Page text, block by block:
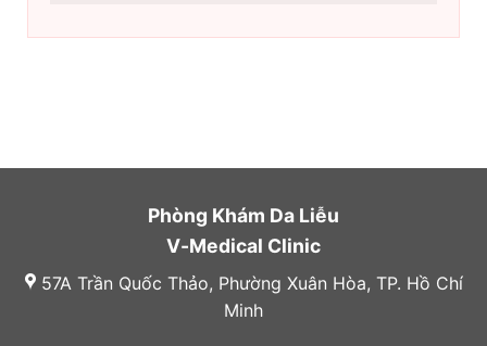
Phòng Khám Da Liễu
V-Medical Clinic
57A Trần Quốc Thảo, Phường Xuân Hòa, TP. Hồ Chí
Minh